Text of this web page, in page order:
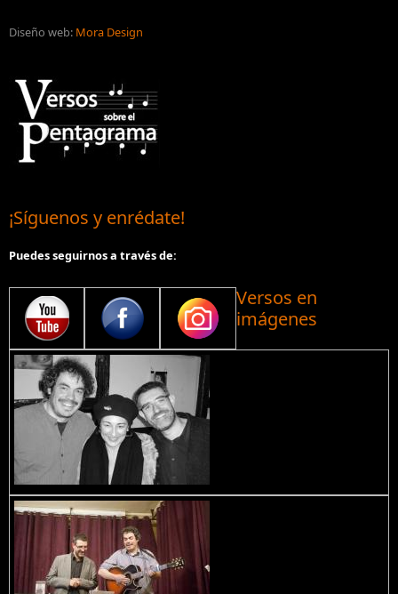
Diseño web: Mora Design
¡Síguenos y enrédate!
Puedes seguirnos a través de:
Versos en
imágenes